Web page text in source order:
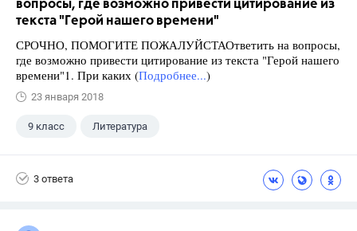
вопросы, где возможно привести цитирование из
текста "Герой нашего времени"
СРОЧНО, ПОМОГИТЕ ПОЖАЛУЙСТАОтветить на вопросы,
где возможно привести цитирование из текста "Герой нашего
времени"1. При каких (Подробнее...)
23 января 2018
9 класс Литература
3 ответа